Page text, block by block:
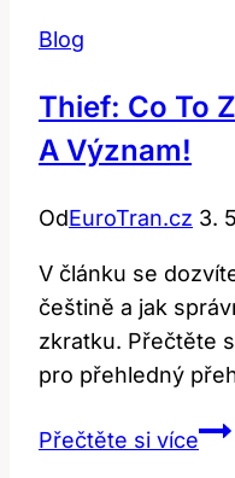
Blog
Thief: Co To
A Význam!
OdEuroTran.cz 3.
V článku se
češtině a jak
zkratku. Přečtěte
pro přehledný
Přečtěte si více